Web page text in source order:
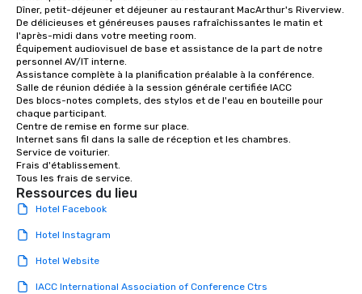
Dîner, petit-déjeuner et déjeuner au restaurant MacArthur's Riverview.
De délicieuses et généreuses pauses rafraîchissantes le matin et
l'après-midi dans votre meeting room.
Équipement audiovisuel de base et assistance de la part de notre
personnel AV/IT interne.
Assistance complète à la planification préalable à la conférence.
Salle de réunion dédiée à la session générale certifiée IACC
Des blocs-notes complets, des stylos et de l'eau en bouteille pour
chaque participant.
Centre de remise en forme sur place.
Internet sans fil dans la salle de réception et les chambres.
Service de voiturier.
Frais d'établissement.
Tous les frais de service.
Ressources du lieu
Hotel Facebook
Hotel Instagram
Hotel Website
IACC International Association of Conference Ctrs